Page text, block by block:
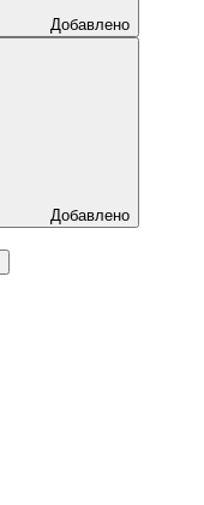
Добавлено
Добавлено